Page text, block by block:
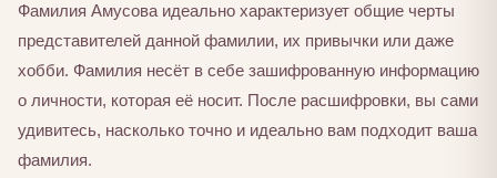
Фамилия Амусова идеально характеризует общие черты
представителей данной фамилии, их привычки или даже
хобби. Фамилия несёт в себе зашифрованную информацию
о личности, которая её носит. После расшифровки, вы сами
удивитесь, насколько точно и идеально вам подходит ваша
фамилия.